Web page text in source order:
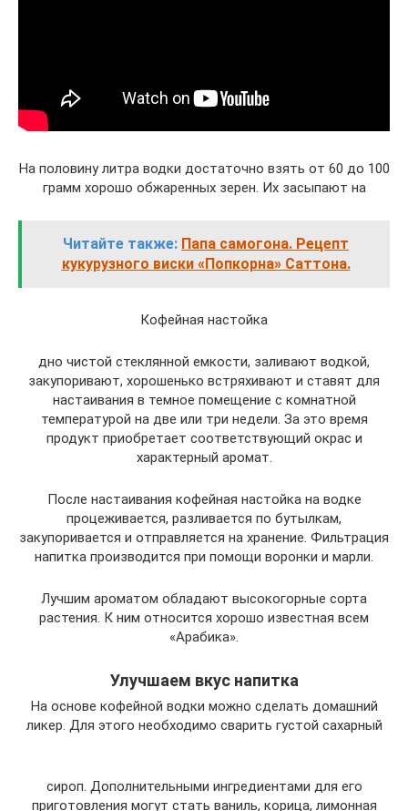
На половину литра водки достаточно взять от 60 до 100
грамм хорошо обжаренных зерен. Их засыпают на
Читайте также: Папа самогона. Рецепт
кукурузного виски «Попкорна» Саттона.
Кофейная настойка
дно чистой стеклянной емкости, заливают водкой,
закупоривают, хорошенько встряхивают и ставят для
настаивания в темное помещение с комнатной
температурой на две или три недели. За это время
продукт приобретает соответствующий окрас и
характерный аромат.
После настаивания кофейная настойка на водке
процеживается, разливается по бутылкам,
закупоривается и отправляется на хранение. Фильтрация
напитка производится при помощи воронки и марли.
Лучшим ароматом обладают высокогорные сорта
растения. К ним относится хорошо известная всем
«Арабика».
Улучшаем вкус напитка
На основе кофейной водки можно сделать домашний
ликер. Для этого необходимо сварить густой сахарный
сироп. Дополнительными ингредиентами для его
приготовления могут стать ваниль, корица, лимонная